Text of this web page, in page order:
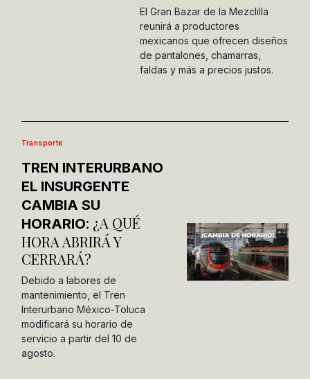
El Gran Bazar de la Mezclilla
reunirá a productores
mexicanos que ofrecen diseños
de pantalones, chamarras,
faldas y más a precios justos.
Transporte
TREN INTERURBANO
EL INSURGENTE
CAMBIA SU
HORARIO: ¿A QUÉ
HORA ABRIRÁ Y
CERRARÁ?
Debido a labores de
mantenimiento, el Tren
Interurbano México-Toluca
modificará su horario de
servicio a partir del 10 de
agosto.